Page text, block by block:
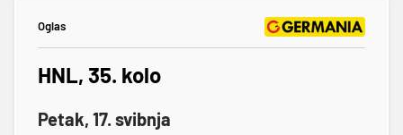
Oglas
HNL, 35. kolo
Petak, 17. svibnja